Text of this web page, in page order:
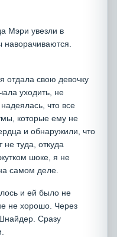
Мэри увезли в
свою девочку
уходить, не
что все
которые ему не
и обнаружили, что
туда, откуда
шоке, я не
самом деле.
и ей было не
не хорошо. Через
Сразу